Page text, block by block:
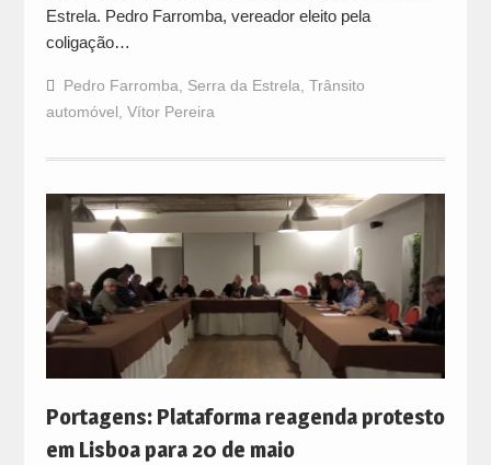
Estrela. Pedro Farromba, vereador eleito pela
coligação…
Pedro Farromba Serra da Estrela Trânsito
automóvel Vítor Pereira
Portagens: Plataforma reagenda protesto
em Lisboa para 20 de maio